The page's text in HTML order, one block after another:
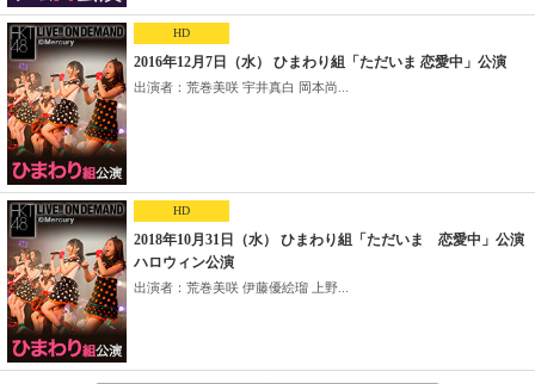
HD
2016年12月7日（水） ひまわり組「ただいま 恋愛中」公演
出演者：荒巻美咲 宇井真白 岡本尚...
HD
2018年10月31日（水） ひまわり組「ただいま 恋愛中」公演
ハロウィン公演
出演者：荒巻美咲 伊藤優絵瑠 上野...